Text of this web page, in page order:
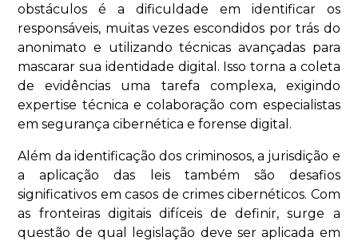
obstáculos é a dificuldade em identificar os
responsáveis, muitas vezes escondidos por trás do
anonimato e utilizando técnicas avançadas para
mascarar sua identidade digital. Isso torna a coleta
de evidências uma tarefa complexa, exigindo
expertise técnica e colaboração com especialistas
em segurança cibernética e forense digital.
Além da identificação dos criminosos, a jurisdição e
a aplicação das leis também são desafios
significativos em casos de crimes cibernéticos. Com
as fronteiras digitais difíceis de definir, surge a
questão de qual legislação deve ser aplicada em